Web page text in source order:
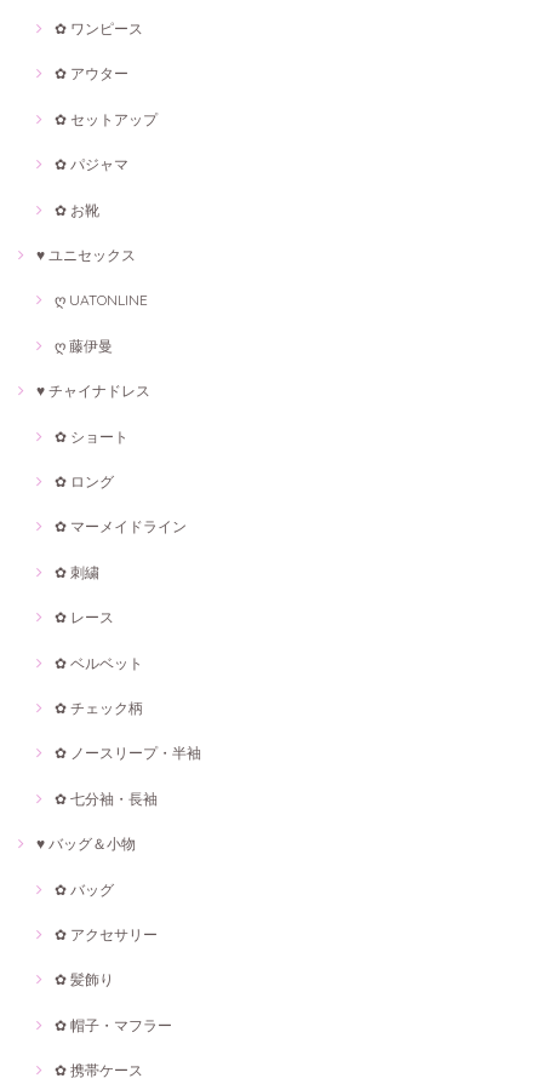
✿ ワンピース
✿ アウター
✿ セットアップ
✿ パジャマ
✿ お靴
♥ ユニセックス
ღ UATONLINE
ღ 藤伊曼
♥ チャイナドレス
✿ ショート
✿ ロング
✿ マーメイドライン
✿ 刺繍
✿ レース
✿ ベルベット
✿ チェック柄
✿ ノースリープ・半袖
✿ 七分袖・長袖
♥ バッグ＆小物
✿ バッグ
✿ アクセサリー
✿ 髪飾り
✿ 帽子・マフラー
✿ 携帯ケース